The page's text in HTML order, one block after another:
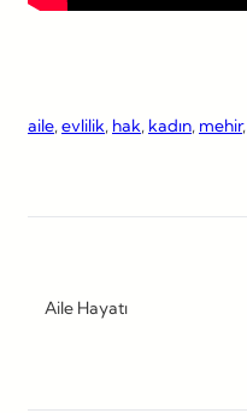
aile, evlilik, hak, kadın, mehir,
Aile Hayatı